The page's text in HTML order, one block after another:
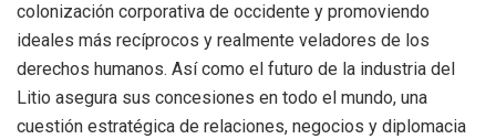
colonización corporativa de occidente y promoviendo
ideales más recíprocos y realmente veladores de los
derechos humanos. Así como el futuro de la industria del
Litio asegura sus concesiones en todo el mundo, una
cuestión estratégica de relaciones, negocios y diplomacia